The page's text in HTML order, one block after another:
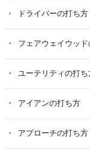
ドライバーの打ち方
フェアウェイウッ
ユーテリティの打ち
アイアンの打ち方
アプローチの打ち方